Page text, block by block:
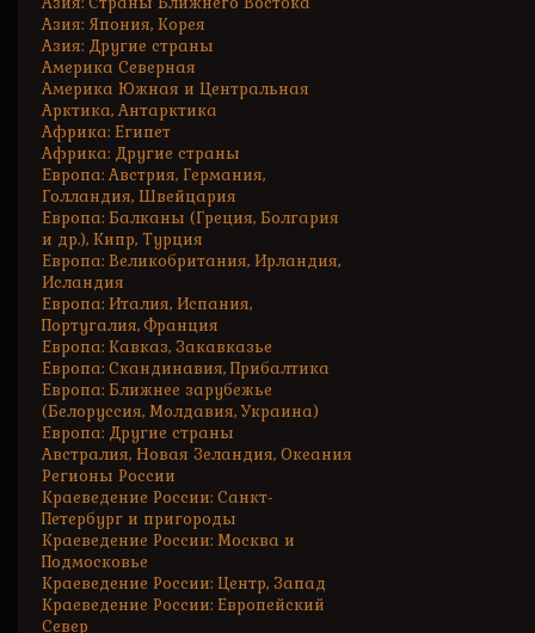
Азия: Япония, Корея
Азия: Другие страны
Америка Северная
Америка Южная и Центральная
Арктика, Антарктика
Африка: Египет
Африка: Другие страны
Европа: Австрия, Германия,
Голландия, Швейцария
Европа: Балканы (Греция, Болгария
и др.), Кипр, Турция
Европа: Великобритания, Ирландия,
Исландия
Европа: Италия, Испания,
Португалия, Франция
Европа: Кавказ, Закавказье
Европа: Скандинавия, Прибалтика
Европа: Ближнее зарубежье
(Белоруссия, Молдавия, Украина)
Европа: Другие страны
Австралия, Новая Зеландия, Океания
Регионы России
Краеведение России: Санкт-
Петербург и пригороды
Краеведение России: Москва и
Подмосковье
Краеведение России: Центр, Запад
Краеведение России: Европейский
Север